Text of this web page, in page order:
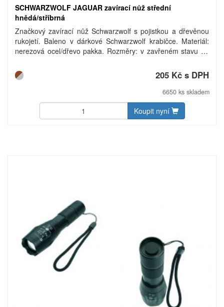
SCHWARZWOLF JAGUAR zavírací nůž střední
hnědá/stříbrná
Značkový zavírací nůž Schwarzwolf s pojistkou a dřevěnou
rukojetí. Baleno v dárkové Schwarzwolf krabičce. Materiál:
nerezová ocel/dřevo pakka. Rozměry: v zavřeném stavu 11
205 Kč s DPH
6650 ks skladem
Koupit nyní